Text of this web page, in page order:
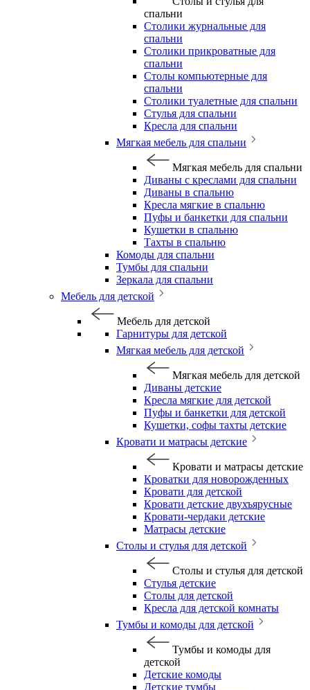
спальни
Столики журнальные для
спальни
Столики прикроватные для
спальни
Столы компьютерные для
спальни
Столики туалетные для спальни
Стулья для спальни
Кресла для спальни
Мягкая мебель для спальни
Мягкая мебель для спальни
Диваны с креслами для спальни
Диваны в спальню
Кресла мягкие в спальню
Пуфы и банкетки для спальни
Кушетки в спальню
Тахты в спальню
Комоды для спальни
Тумбы для спальни
Зеркала для спальни
Мебель для детской
Мебель для детской
Гарнитуры для детской
Мягкая мебель для детской
Мягкая мебель для детской
Диваны детские
Кресла мягкие для детской
Пуфы и банкетки для детской
Кушетки, софы тахты детские
Кровати и матрасы детские
Кровати и матрасы детские
Кроватки для новорожденных
Кровати для детской
Кровати детские двухъярусные
Кровати-чердаки детские
Матрасы детские
Столы и стулья для детской
Столы и стулья для детской
Стулья детские
Столы для детской
Кресла для детской комнаты
Тумбы и комоды для детской
Тумбы и комоды для
детской
Детские комоды
Детские тумбы